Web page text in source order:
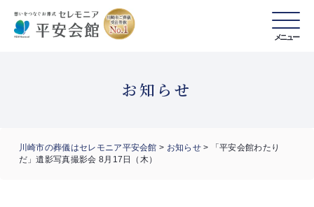
メニュー
お知らせ
川崎市の葬儀はセレモニア平安会館 > お知らせ>
「平安会館わたり
だ」遺影写真撮影会 8月17日（木）